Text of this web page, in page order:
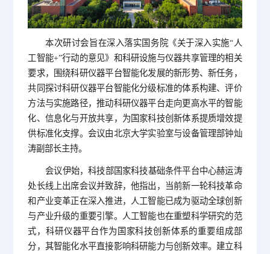
本次研讨会旨在深入落实国务院《关于深入实施“人
工智能+”行动的意见》和科研设施与仪器共享管理的相关
要求，围绕科研仪器平台智能化发展的新形势、新任务，
共同探讨科研仪器平台智能化分级标准的体系构建、评价
方法与实施路径，推动科研仪器平台走向更高水平的智能
化、信息化与开放共享，为国家科技创新体系提质增效提
供标准化支撑。会议由北京大学实验室与设备管理部钟灿
涛副部长主持。
会议伊始，科技部国家科技基础条件平台中心赫运涛
处长线上出席会议并致辞，他指出，当前新一轮科技革命
和产业变革正在深入推进，人工智能已成为驱动全球创新
与产业升级的重要引擎。人工智能也在重塑科学研究的范
式，科研仪器平台作为国家科技创新体系的重要组成部
分，其智能化水平直接影响科研能力与创新效率。建立科